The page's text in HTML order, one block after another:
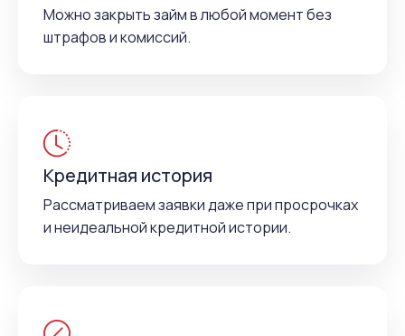
Можно закрыть займ в любой момент без
штрафов и комиссий.
Кредитная история
Рассматриваем заявки даже при просрочках
и неидеальной кредитной истории.